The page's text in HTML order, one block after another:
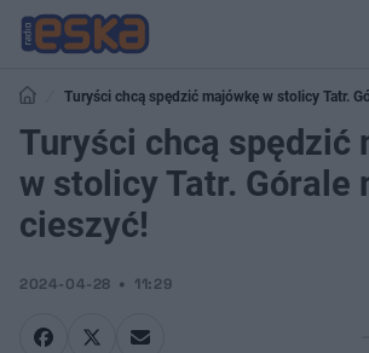
Turyści chcą spędzić majówkę w stolicy Tatr.
Turyści chcą spędzić
w stolicy Tatr. Górale
cieszyć!
2024-04-28 11:29